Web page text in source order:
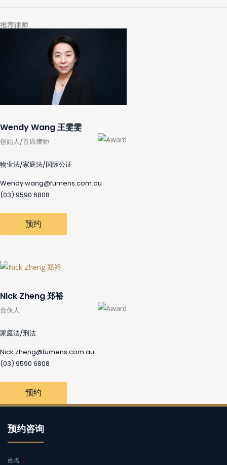
推荐律师
Wendy Wang 王雯雯
创始人/首席律师
物业法/家庭法/国际公证
Wendy.wang@fumens.com.au
(03) 9590 6808
预约
Nick Zheng 郑裕
合伙人
家庭法/刑法
Nick.zheng@fumens.com.au
(03) 9590 6808
预约
预约咨询
姓名 *